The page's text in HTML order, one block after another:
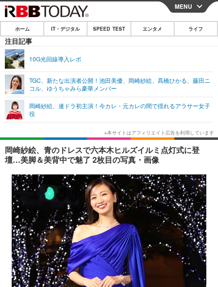
CLOSE
ホーム
IT・デジタル
ネタ
ショッピング その他
SPEED TEST
エンタメ
韓国・芸能
音楽 スポーツ
ショッピング その他
ライフ
ライフTOP グルメ
ペット ショッピング
その他
リリース一覧
プッシュ通知の停止方法
MENU
ホーム IT・デジタル SPEED TEST エンタメ ライフ
注目記事
10G光回線導入レポ
TGC、新たな出演者公開！池田美優、岡崎紗絵、髙橋ひかる、藤田ニ
コル、ゆうちゃみら豪華メンバー
岡崎紗絵、連ドラ初主演！今カレ・元カレの間で揺れるアラサー女子
役
岡崎紗絵、青のドレスで六本木ヒルズイルミ点灯式に登
壇…美脚＆美背中で魅了 2枚目の写真・画像